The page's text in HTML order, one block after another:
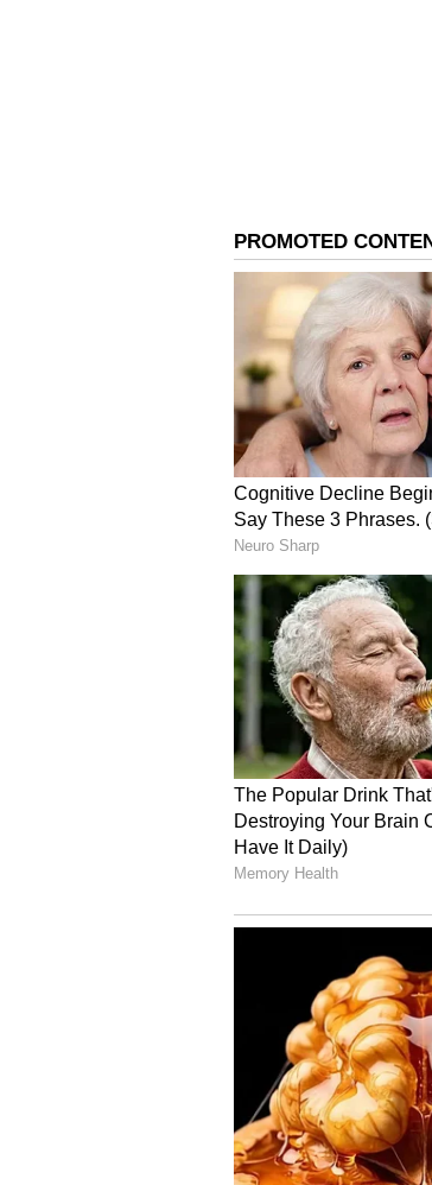
ಬೇಸಿಗೆಯಲ್ಲಿ
ಗ್ಯಾಸ್
5
Pixabay
ಬೇಕಿಂಗ್ ಸೋಡಾ,
ಬೇಕಿಂಗ್ ಸೋಡಾ,
ಗ್ಯಾಸ್ ಬರ್ನರ್‌ನಿಂದ ಹಠಮಾರಿ
ನಿಂಬೆ ರಸವನ್ನು ಸಹ
ಸೋಡಾ ಸಿಂಪಡಿಸಿ, ನಂತರ